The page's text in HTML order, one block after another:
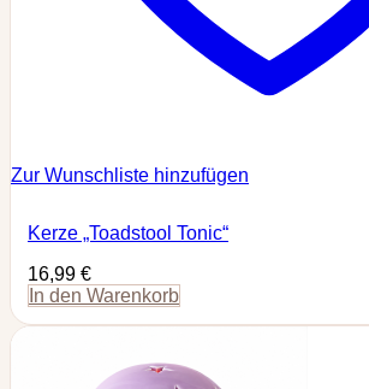
Zur Wunschliste hinzufügen
Kerze „Toadstool Tonic“
16,99 €
In den Warenkorb